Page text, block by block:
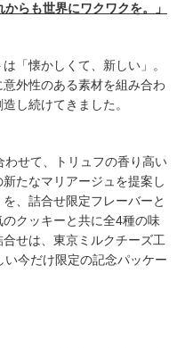
らも世界にワクワクを。」
「懐かしくて、新しい」。
外性のある素材を組み合わ
し続けてきました。
せて、トリュフの香り高い
たなマリアージュを提案し
、詰合せ限定フレーバーと
クッキーと共に全4種の味
せは、東京ミルクチーズ工
今だけ限定の記念パッケー